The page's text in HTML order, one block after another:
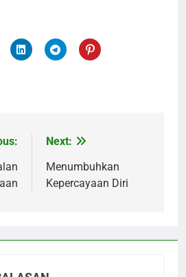
Next:
Menumbuhkan
Kepercayaan Diri